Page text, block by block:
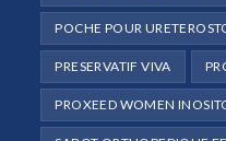
POCHE POUR
PRESERVATIF VIVA
PROXEED WOMEN